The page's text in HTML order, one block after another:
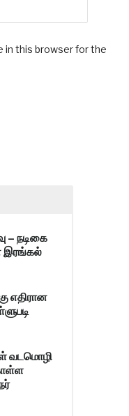
in this browser for the
– நடிகை
இரங்கல்
எதிரான
வடமொழி